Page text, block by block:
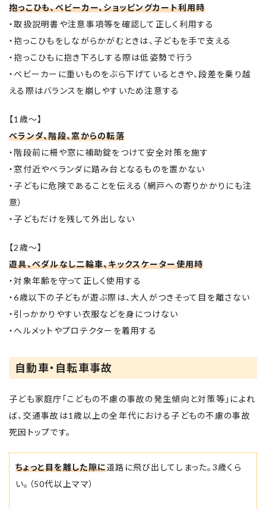
抱っこひも、ベビーカー、ショッピングカート利用時
・取扱説明書や注意事項等を確認して正しく利用する
・抱っこひもをしながらかがむときは、子どもを手で支える
・抱っこひもに抱き下ろしする際は低姿勢で行う
・ベビーカーに重いものをぶら下げているときや、段差を乗り越
える際はバランスを崩しやすいため注意する
【1歳～】
ベランダ、階段、窓からの転落
・階段前に柵や窓に補助錠をつけて安全対策を施す
・窓付近やベランダに踏み台となるものを置かない
・子どもに危険であることを伝える（網戸への寄りかかりにも注
意）
・子どもだけを残して外出しない
【2歳～】
遊具、ペダルなし二輪車、キックスケーター使用時
・対象年齢を守って正しく使用する
・6歳以下の子どもが遊ぶ際は、大人がつきそって目を離さない
・引っかかりやすい衣服などを身につけない
・ヘルメットやプロテクターを着用する
自動車・自転車事故
子ども家庭庁「こどもの不慮の事故の発生傾向と対策等」によれ
ば、交通事故は1歳以上の全年代における子どもの不慮の事故
死因トップです。
ちょっと目を離した隙に道路に飛び出してしまった。3歳くら
い。（50代以上ママ）